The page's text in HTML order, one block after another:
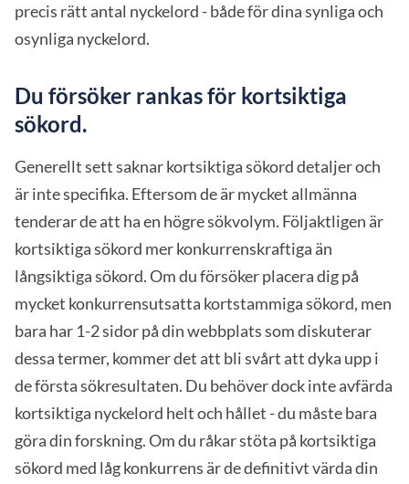
precis rätt antal nyckelord - både för dina synliga och
osynliga nyckelord.
Du försöker rankas för kortsiktiga
sökord.
Generellt sett saknar kortsiktiga sökord detaljer och
är inte specifika. Eftersom de är mycket allmänna
tenderar de att ha en högre sökvolym. Följaktligen är
kortsiktiga sökord mer konkurrenskraftiga än
långsiktiga sökord. Om du försöker placera dig på
mycket konkurrensutsatta kortstammiga sökord, men
bara har 1-2 sidor på din webbplats som diskuterar
dessa termer, kommer det att bli svårt att dyka upp i
de första sökresultaten. Du behöver dock inte avfärda
kortsiktiga nyckelord helt och hållet - du måste bara
göra din forskning. Om du råkar stöta på kortsiktiga
sökord med låg konkurrens är de definitivt värda din